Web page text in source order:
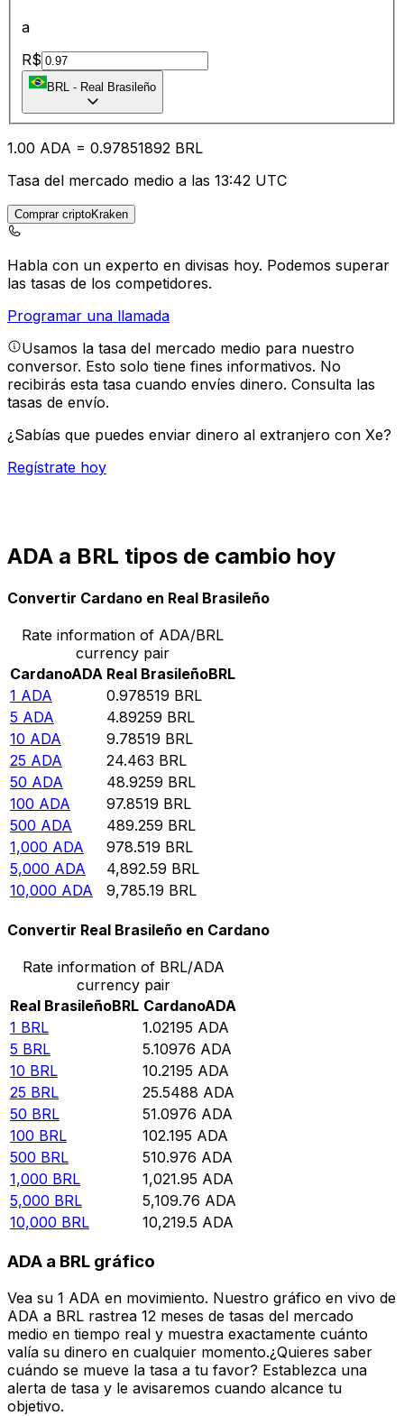
a
R$
BRL - Real Brasileño
1.00 ADA = 0.97851892 BRL
Tasa del mercado medio a las 13:42 UTC
Comprar criptoKraken
Habla con un experto en divisas hoy. Podemos superar
las tasas de los competidores.
Programar una llamada
Usamos la tasa del mercado medio para nuestro
conversor. Esto solo tiene fines informativos. No
recibirás esta tasa cuando envíes dinero. Consulta las
tasas de envío.
¿Sabías que puedes enviar dinero al extranjero con Xe?
Regístrate hoy
ADA a BRL tipos de cambio hoy
Convertir Cardano en Real Brasileño
Rate information of ADA/BRL
currency pair
CardanoADA Real BrasileñoBRL
1 ADA 0.978519 BRL
5 ADA 4.89259 BRL
10 ADA 9.78519 BRL
25 ADA 24.463 BRL
50 ADA 48.9259 BRL
100 ADA 97.8519 BRL
500 ADA 489.259 BRL
1,000 ADA 978.519 BRL
5,000 ADA 4,892.59 BRL
10,000 ADA 9,785.19 BRL
Convertir Real Brasileño en Cardano
Rate information of BRL/ADA
currency pair
Real BrasileñoBRL CardanoADA
1 BRL 1.02195 ADA
5 BRL 5.10976 ADA
10 BRL 10.2195 ADA
25 BRL 25.5488 ADA
50 BRL 51.0976 ADA
100 BRL 102.195 ADA
500 BRL 510.976 ADA
1,000 BRL 1,021.95 ADA
5,000 BRL 5,109.76 ADA
10,000 BRL 10,219.5 ADA
ADA a BRL gráfico
Vea su 1 ADA en movimiento. Nuestro gráfico en vivo de
ADA a BRL rastrea 12 meses de tasas del mercado
medio en tiempo real y muestra exactamente cuánto
valía su dinero en cualquier momento.¿Quieres saber
cuándo se mueve la tasa a tu favor? Establezca una
alerta de tasa y le avisaremos cuando alcance tu
objetivo.